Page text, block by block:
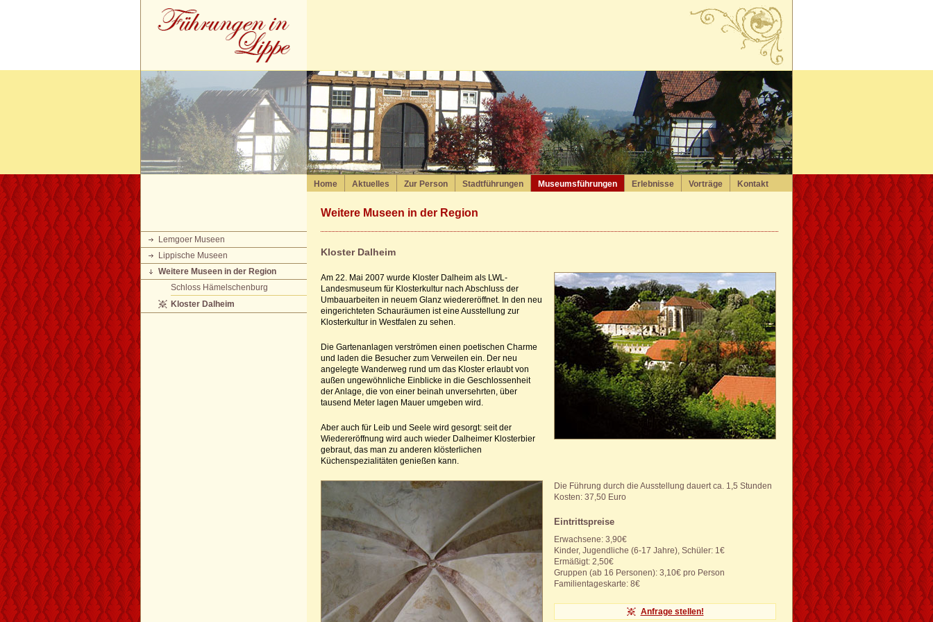
Home Aktuelles Zur Person Stadtführungen Museumsführungen Erlebnisse Vorträge Kontakt
Weitere Museen in der Region
Kloster Dalheim
Am 22. Mai 2007 wurde Kloster Dalheim als LWL-
Landesmuseum für Klosterkultur nach Abschluss der
Umbauarbeiten in neuem Glanz wiedereröffnet. In den neu
eingerichteten Schauräumen ist eine Ausstellung zur
Klosterkultur in Westfalen zu sehen.
Die Gartenanlagen verströmen einen poetischen Charme
und laden die Besucher zum Verweilen ein. Der neu
angelegte Wanderweg rund um das Kloster erlaubt von
außen ungewöhnliche Einblicke in die Geschlossenheit
der Anlage, die von einer beinah unversehrten, über
tausend Meter lagen Mauer umgeben wird.
Aber auch für Leib und Seele wird gesorgt: seit der
Wiedereröffnung wird auch wieder Dalheimer Klosterbier
gebraut, das man zu anderen klösterlichen
Küchenspezialitäten genießen kann.
Die Führung durch die Ausstellung dauert ca. 1,5 Stunden
Kosten: 37,50 Euro
Eintrittspreise
Erwachsene: 3,90€
Kinder, Jugendliche (6-17 Jahre), Schüler: 1€
Ermäßigt: 2,50€
Gruppen (ab 16 Personen): 3,10€ pro Person
Familientageskarte: 8€
Anfrage stellen!
Lemgoer Museen
Lippische Museen
Weitere Museen in der Region
Schloss Hämelschenburg
Kloster Dalheim